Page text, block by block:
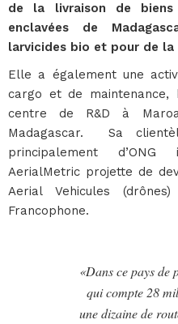
de la livraison de biens
enclavées de
larvicides bio et pour de
Elle a également une
cargo et de maintenance,
centre de R&D à
Madagascar. Sa
principalement
AerialMetric projette de
Aerial Vehicules
Francophone.
«Dans ce pays de
qui compte 28
une dizaine de